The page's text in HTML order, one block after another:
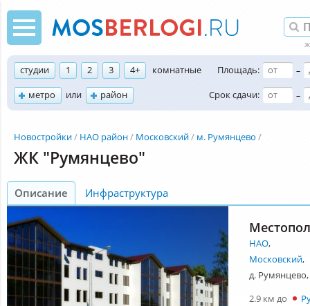
студии 1 2 3 4+
комнатные
метро
или район
Площадь:
–
Срок сдачи:
–
Новостройки НАО район Московский м. Румянцево
ЖК "Румянцево"
Описание Инфраструктура
НАО,
Московский,
д. Румянцево,
2.9 км до